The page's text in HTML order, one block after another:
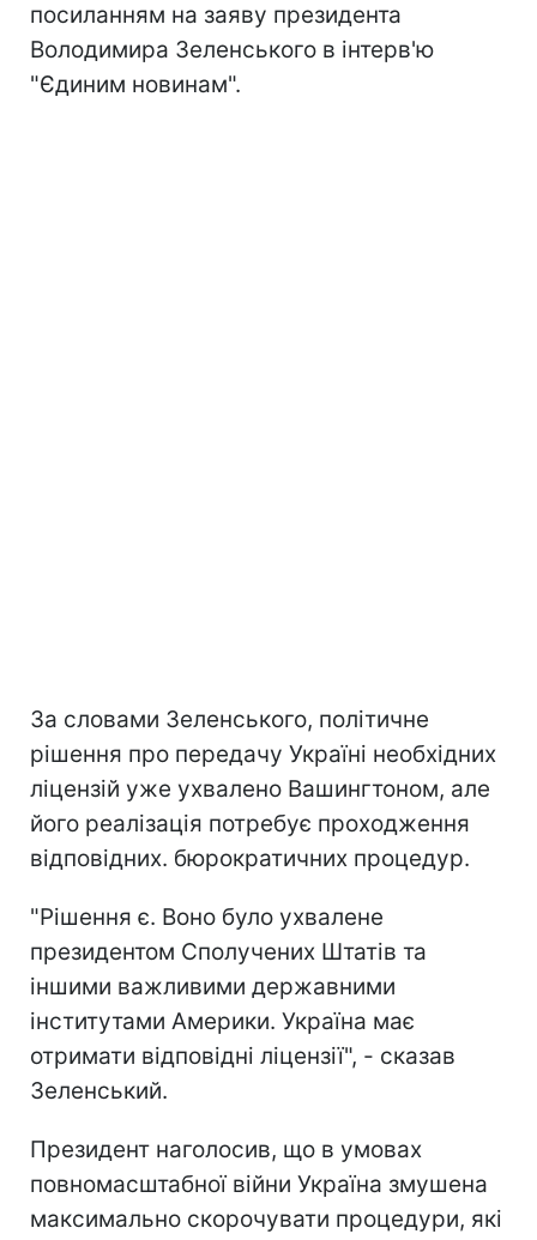
посиланням на заяву президента
Володимира Зеленського в інтерв'ю
"Єдиним новинам".
За словами Зеленського, політичне
рішення про передачу Україні необхідних
ліцензій уже ухвалено Вашингтоном, але
його реалізація потребує проходження
відповідних. бюрократичних процедур.
"Рішення є. Воно було ухвалене
президентом Сполучених Штатів та
іншими важливими державними
інститутами Америки. Україна має
отримати відповідні ліцензії", - сказав
Зеленський.
Президент наголосив, що в умовах
повномасштабної війни Україна змушена
максимально скорочувати процедури, які